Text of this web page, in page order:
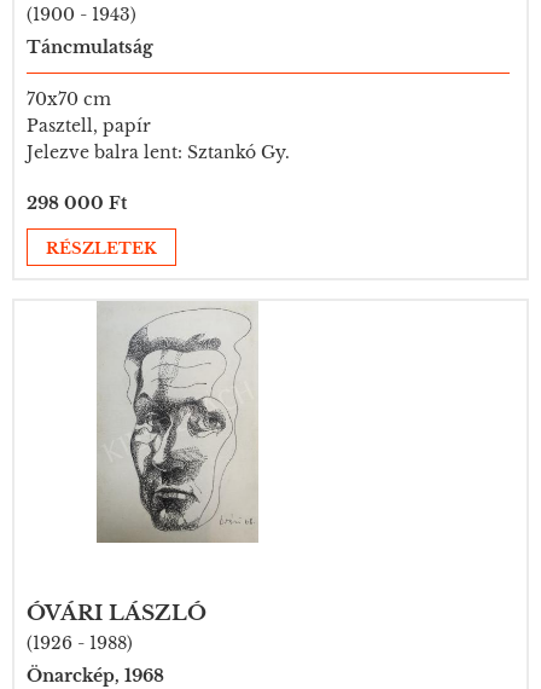
(1900 - 1943)
Táncmulatság
70x70 cm
Pasztell, papír
Jelezve balra lent: Sztankó Gy.
298 000 Ft
RÉSZLETEK
ÓVÁRI LÁSZLÓ
(1926 - 1988)
Önarckép, 1968